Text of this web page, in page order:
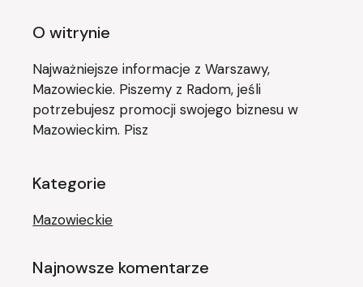
O witrynie
Najważniejsze informacje z Warszawy,
Mazowieckie. Piszemy z Radom, jeśli
potrzebujesz promocji swojego biznesu w
Mazowieckim. Pisz
Kategorie
Mazowieckie
Najnowsze komentarze